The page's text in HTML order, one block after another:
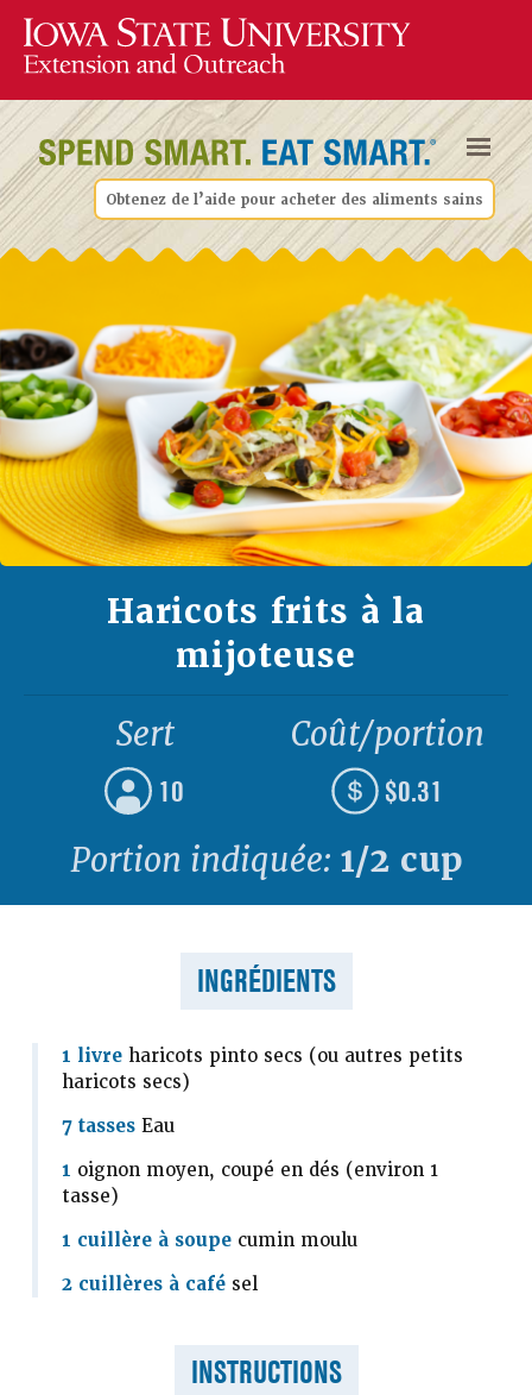
Obtenez de l’aide pour acheter des aliments sains
Haricots frits à la
mijoteuse
Sert
10
Coût/portion
$0.31
Portion indiquée: 1/2 cup
INGRÉDIENTS
1 livre haricots pinto secs (ou autres petits
haricots secs)
7 tasses Eau
1 oignon moyen, coupé en dés (environ 1
tasse)
1 cuillère à soupe cumin moulu
2 cuillères à café sel
INSTRUCTIONS